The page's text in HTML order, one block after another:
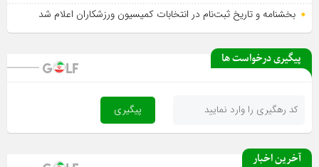
بخشنامه و تاریخ ثبت‌نام در انتخابات کمیسیون ورزشکاران اعلام شد
پیگیری درخواست ها
آخرین اخبار